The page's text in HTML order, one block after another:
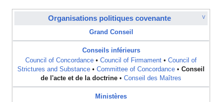
V
Organisations politiques covenante
Grand Conseil
Conseils inférieurs
Council of Concordance • Council of Firmament • Council of
Strictures and Substance • Committee of Concordance • Conseil
de l'acte et de la doctrine • Conseil des Maîtres
Ministères